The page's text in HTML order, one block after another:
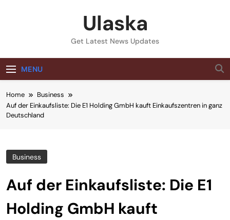
Ulaska
Get Latest News Updates
MENU
Home
Business
Auf der Einkaufsliste: Die E1 Holding GmbH kauft Einkaufszentren in ganz
Deutschland
Business
Auf der Einkaufsliste: Die E1
Holding GmbH kauft